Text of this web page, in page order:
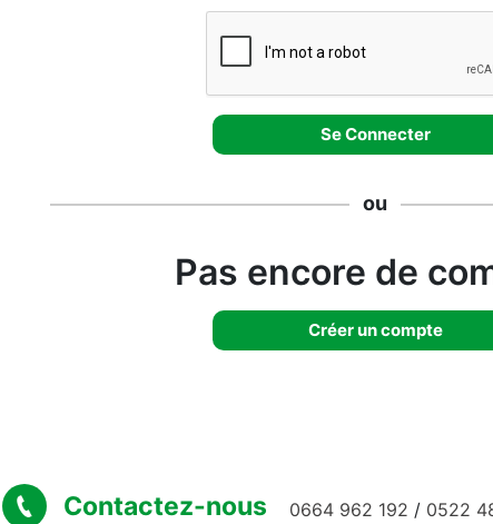
ou
Pas encore de
Créer un compte
Contactez-nous 0664 962 192 / 0522